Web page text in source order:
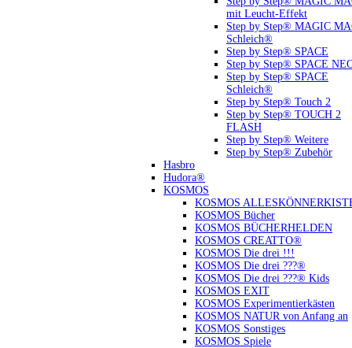
mit Leucht-Effekt
Step by Step® MAGIC
Schleich®
Step by Step® SPACE
Step by Step® SPACE
Step by Step® SPACE
Schleich®
Step by Step® Touch 2
Step by Step® TOUCH 2
FLASH
Step by Step® Weitere
Step by Step® Zubehör
Hasbro
Hudora®
KOSMOS
KOSMOS
KOSMOS Bücher
KOSMOS BÜCHERHELDEN
KOSMOS CREATTO®
KOSMOS Die drei !!!
KOSMOS Die drei ???®
KOSMOS Die drei ???® Kids
KOSMOS EXIT
KOSMOS Experimentierkästen
KOSMOS NATUR von Anfang an
KOSMOS Sonstiges
KOSMOS Spiele